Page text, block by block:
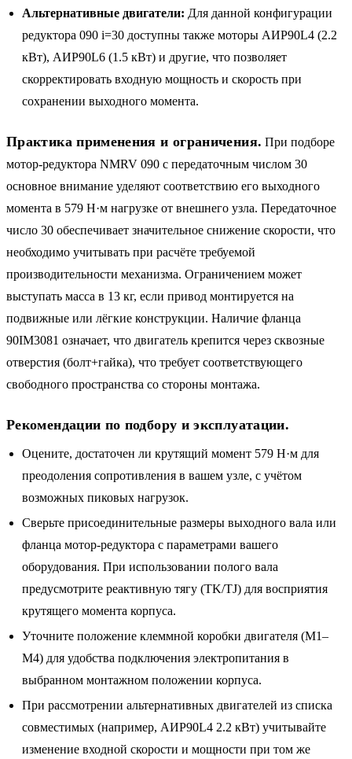
Альтернативные двигатели: Для данной конфигурации
редуктора 090 i=30 доступны также моторы АИР90L4 (2.2
кВт), АИР90L6 (1.5 кВт) и другие, что позволяет
скорректировать входную мощность и скорость при
сохранении выходного момента.
Практика применения и ограничения. При подборе
мотор-редуктора NMRV 090 с передаточным числом 30
основное внимание уделяют соответствию его выходного
момента в 579 Н·м нагрузке от внешнего узла. Передаточное
число 30 обеспечивает значительное снижение скорости, что
необходимо учитывать при расчёте требуемой
производительности механизма. Ограничением может
выступать масса в 13 кг, если привод монтируется на
подвижные или лёгкие конструкции. Наличие фланца
90IM3081 означает, что двигатель крепится через сквозные
отверстия (болт+гайка), что требует соответствующего
свободного пространства со стороны монтажа.
Рекомендации по подбору и эксплуатации.
Оцените, достаточен ли крутящий момент 579 Н·м для
преодоления сопротивления в вашем узле, с учётом
возможных пиковых нагрузок.
Сверьте присоединительные размеры выходного вала или
фланца мотор-редуктора с параметрами вашего
оборудования. При использовании полого вала
предусмотрите реактивную тягу (TK/TJ) для восприятия
крутящего момента корпуса.
Уточните положение клеммной коробки двигателя (M1–
M4) для удобства подключения электропитания в
выбранном монтажном положении корпуса.
При рассмотрении альтернативных двигателей из списка
совместимых (например, АИР90L4 2.2 кВт) учитывайте
изменение входной скорости и мощности при том же